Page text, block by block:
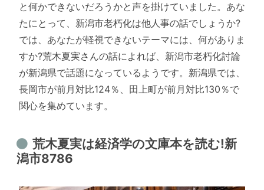
と何かできないだろうかと声を掛けていました。あな
たにとって、新潟市老朽化は他人事の話でしょうか?
では、あなたが軽視できないテーマには、何がありま
すか?荒木夏実さんの話によれば、新潟市老朽化討論
が新潟県で話題になっているようです。新潟県では、
長岡市が前月対比124％、田上町が前月対比130％で
関心を集めています。
荒木夏実は経済学の文庫本を読む!新
潟市8786